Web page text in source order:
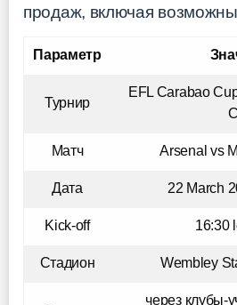
продаж, включая
Параметр
Турнир
EFL Carabao
Матч Arsenal vs
Дата 22 March
Kick-off 16:30
Стадион Wembley
через клубы-